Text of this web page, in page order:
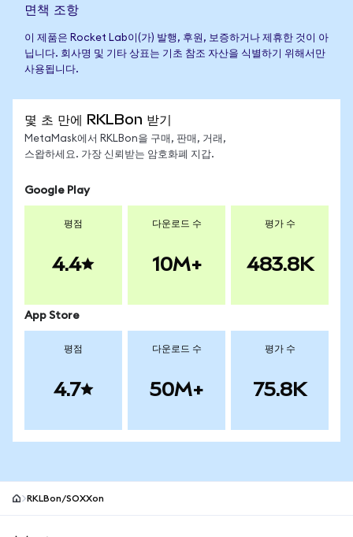
면책 조항
이 제품은 Rocket Lab이(가) 발행, 후원, 보증하거나 제휴한 것이 아
닙니다. 회사명 및 기타 상표는 기초 참조 자산을 식별하기 위해서만
사용됩니다.
몇 초 만에 RKLBon 받기
MetaMask에서 RKLBon을 구매, 판매, 거래,
스왑하세요. 가장 신뢰받는 암호화폐 지갑.
Google Play
평점
4.4
다운로드 수
10M+
평가 수
483.8K
App Store
평점
4.7
다운로드 수
50M+
평가 수
75.8K
RKLBon/SOXXon